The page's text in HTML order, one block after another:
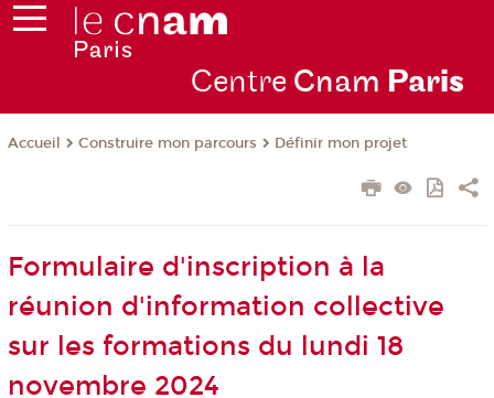
Centre Cnam Paris
Accueil Construire mon parcours Définir mon projet
Formulaire d'inscription à la
réunion d'information collective
sur les formations du lundi 18
novembre 2024